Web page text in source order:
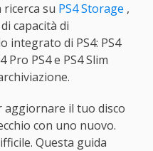
ricerca su PS4 Storage ,
capacità di
integrato di PS4: PS4
PS4 e PS4 Slim
il tuo disco
con uno nuovo.
Questa guida